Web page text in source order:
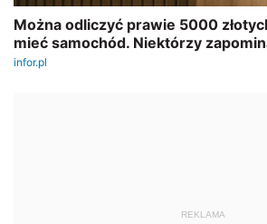
REKLAMA